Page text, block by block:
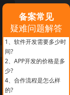
备案常见
疑难问题解答
1、 软件开发需要多少时
间?
2、 APP开发的价格是多
少?
4、 合作流程是怎么样
的?